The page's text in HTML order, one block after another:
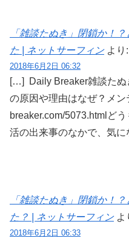
「雑談たぬき」閉鎖か！
た | ネットサーフィン より:
2018年6月2日 06:32
[…] Daily Breaker雑談たぬ
の原因や理由はなぜ？メ
breaker.com/5073.htmlど
活の出来事のなかで、気
「雑談たぬき」閉鎖か！
た？ | ネットサーフィン よ
2018年6月2日 06:33